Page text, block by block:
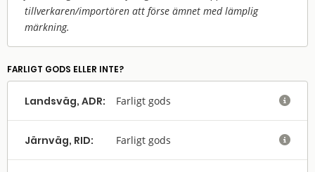
tillverkaren/importören att förse ämnet med lämplig
märkning.
FARLIGT GODS ELLER INTE?
Landsväg, ADR: Farligt gods 
Järnväg, RID: Farligt gods 